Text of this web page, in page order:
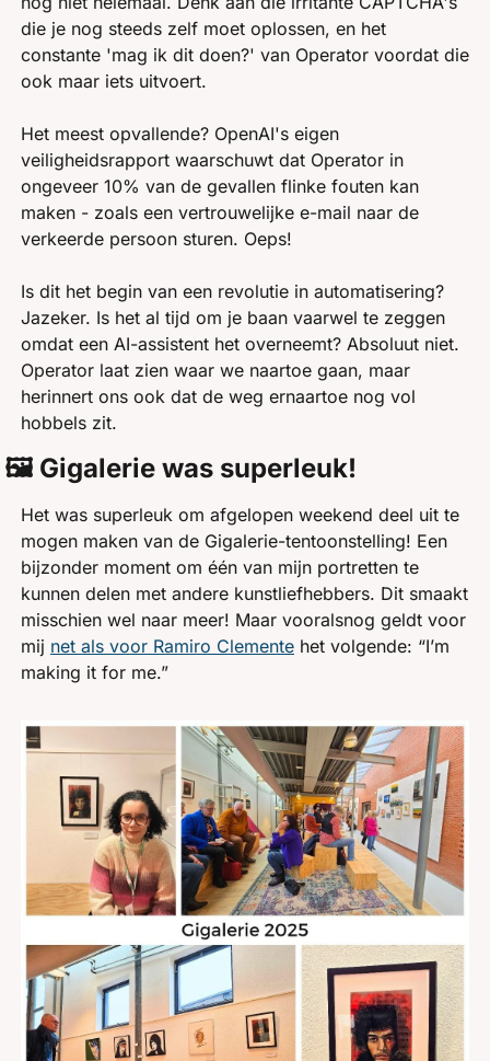
die je nog steeds zelf moet oplossen, en het
constante 'mag ik dit doen?' van Operator voordat die
ook maar iets uitvoert.
Het meest opvallende? OpenAI's eigen
veiligheidsrapport waarschuwt dat Operator in
ongeveer 10% van de gevallen flinke fouten kan
maken - zoals een vertrouwelijke e-mail naar de
verkeerde persoon sturen. Oeps!
Is dit het begin van een revolutie in automatisering?
Jazeker. Is het al tijd om je baan vaarwel te zeggen
omdat een AI-assistent het overneemt? Absoluut niet.
Operator laat zien waar we naartoe gaan, maar
herinnert ons ook dat de weg ernaartoe nog vol
hobbels zit.
🖼️ Gigalerie was superleuk!
Het was superleuk om afgelopen weekend deel uit te
mogen maken van de Gigalerie-tentoonstelling! Een
bijzonder moment om één van mijn portretten te
kunnen delen met andere kunstliefhebbers. Dit smaakt
misschien wel naar meer! Maar vooralsnog geldt voor
mij net als voor Ramiro Clemente het volgende: “I’m
making it for me.”